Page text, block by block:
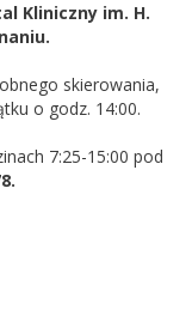
Kliniczny im. H.
skierowania,
o godz. 14:00.
7:25-15:00 pod